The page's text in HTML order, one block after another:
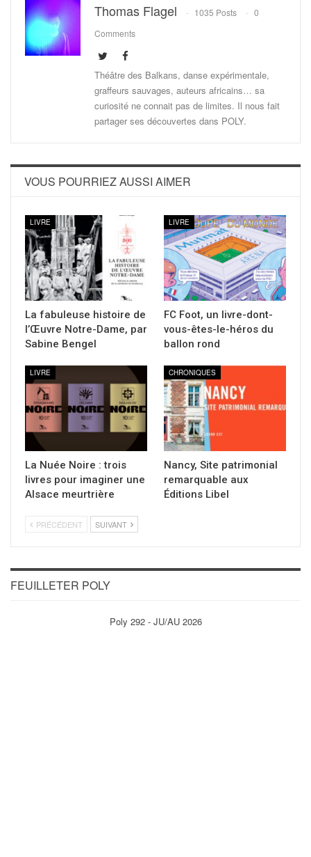
Thomas Flagel 1035 Posts
0
Comments
Théâtre des Balkans, danse expérimentale,
graffeurs sauvages, auteurs africains… sa
curiosité ne connait pas de limites. Il nous fait
partager ses découvertes dans POLY.
VOUS POURRIEZ AUSSI AIMER
LIVRE
La fabuleuse histoire de
l’Œuvre Notre-Dame, par
Sabine Bengel
LIVRE
FC Foot, un livre-dont-
vous-êtes-le-héros du
ballon rond
LIVRE
La Nuée Noire : trois
livres pour imaginer une
Alsace meurtrière
CHRONIQUES
Nancy, Site patrimonial
remarquable aux
Éditions Libel
PRÉCÉDENT SUIVANT
FEUILLETER POLY
Poly 292 - JU/AU 2026